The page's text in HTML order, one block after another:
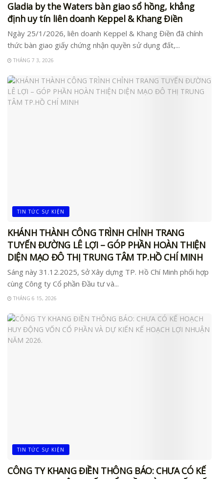
Gladia by the Waters bàn giao sổ hồng, khẳng
định uy tín liên doanh Keppel & Khang Điền
Ngày 25/1/2026, liên doanh Keppel & Khang Điền đã chính
thức bàn giao giấy chứng nhận quyền sử dụng đất,...
THÁNG 7 3, 2026
TIN TỨC SỰ KIỆN
KHÁNH THÀNH CÔNG TRÌNH CHỈNH TRANG
TUYẾN ĐƯỜNG LÊ LỢI – GÓP PHẦN HOÀN THIỆN
DIỆN MẠO ĐÔ THỊ TRUNG TÂM TP.HỒ CHÍ MINH
Sáng này 31.12.2025, Sở Xây dựng TP. Hồ Chí Minh phối hợp
cùng Công ty Cổ phần Đầu tư và...
THÁNG 6 15, 2026
TIN TỨC SỰ KIỆN
CÔNG TY KHANG ĐIỀN THÔNG BÁO: CHƯA CÓ KẾ